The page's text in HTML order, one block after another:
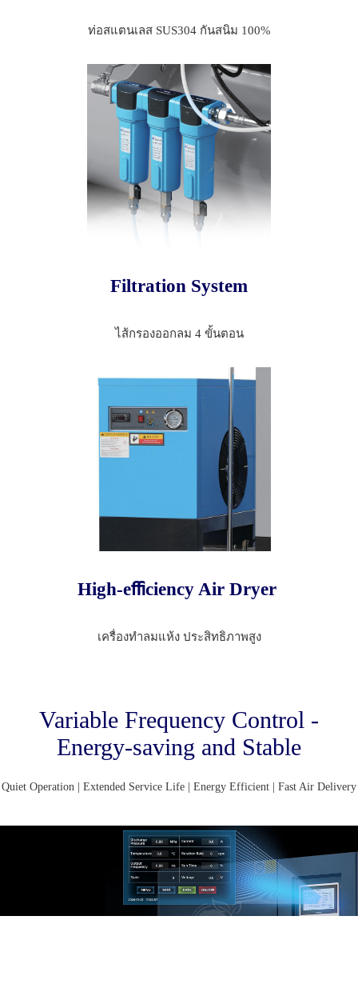
ท่อสแตนเลส SUS304 กันสนิม 100%
Filtration System
ไส้กรองออกลม 4 ขั้นตอน
High-eﬃciency Air Dryer
เครื่องทำลมแห้ง ประสิทธิภาพสูง
Variable Frequency Control -
Energy-saving and Stable
Quiet Operation | Extended Service Life | Energy Efficient | Fast Air Delivery